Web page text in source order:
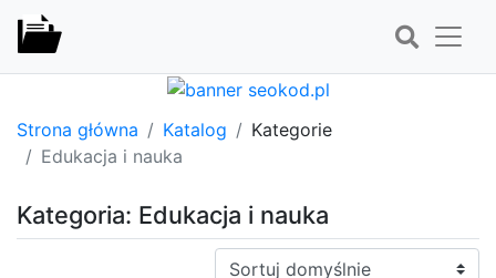
Strona główna Katalog
Kategorie
Edukacja i nauka
Kategoria: Edukacja i nauka
Sortuj: